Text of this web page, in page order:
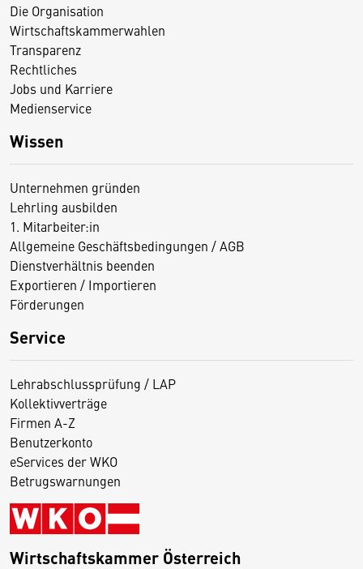
Die Organisation
Wirtschaftskammerwahlen
Transparenz
Rechtliches
Jobs und Karriere
Medienservice
Wissen
Unternehmen gründen
Lehrling ausbilden
1. Mitarbeiter:in
Allgemeine Geschäftsbedingungen / AGB
Dienstverhältnis beenden
Exportieren / Importieren
Förderungen
Service
Lehrabschlussprüfung / LAP
Kollektivverträge
Firmen A-Z
Benutzerkonto
eServices der WKO
Betrugswarnungen
Wirtschaftskammer Österreich